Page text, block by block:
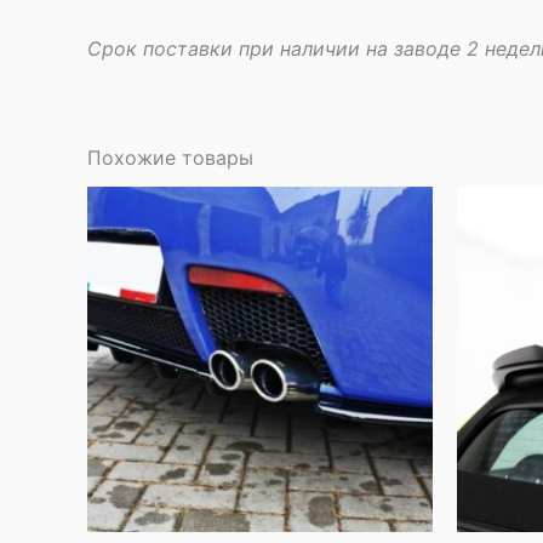
Срок поставки при наличии на заводе 2
Похожие товары